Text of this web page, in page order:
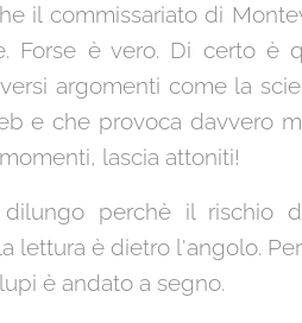
il commissariato di
Forse è vero. Di certo è
argomenti come la
e che provoca davvero
lascia attoniti!
perchè il rischio
lettura è dietro l'angolo.
è andato a segno.